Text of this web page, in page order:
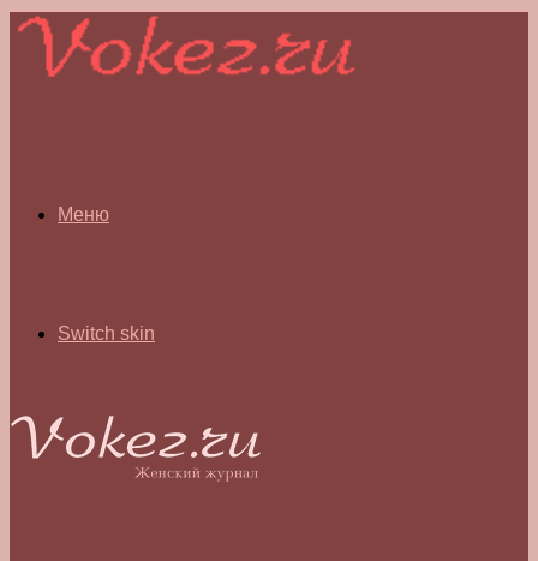
Меню
Switch skin